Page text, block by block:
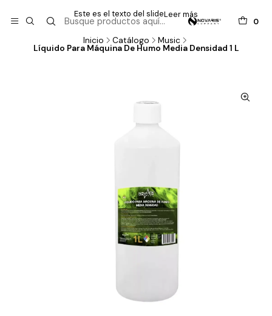
0
Este es el texto del slideLeer más
Inicio Catálogo Music
Líquido Para Máquina De Humo Media Densidad 1 L